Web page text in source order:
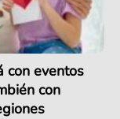
con eventos
con